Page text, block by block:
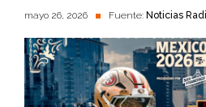
mayo 26, 2026 Fuente: Noticias